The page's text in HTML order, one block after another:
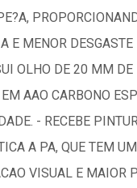
E MENOR DESGASTE
OLHO DE 20 MM DE
AAO CARBONO
- RECEBE
A PA, QUE TEM
VISUAL E MAIOR